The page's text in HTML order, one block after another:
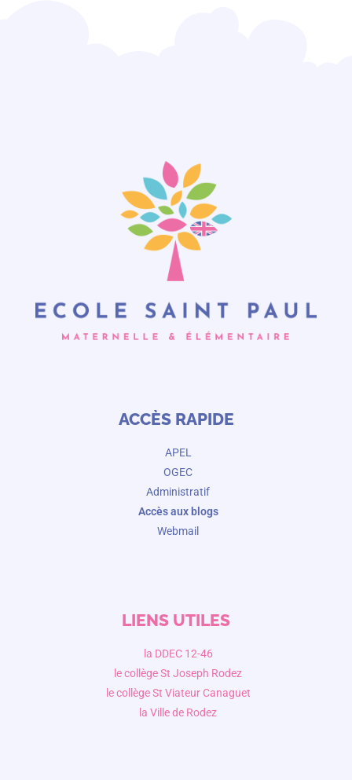
ACCÈS RAPIDE
APEL
OGEC
Administratif
Accès aux blogs
Webmail
LIENS UTILES
la DDEC 12-46
le collège St Joseph Rodez
le collège St Viateur Canaguet
la Ville de Rodez